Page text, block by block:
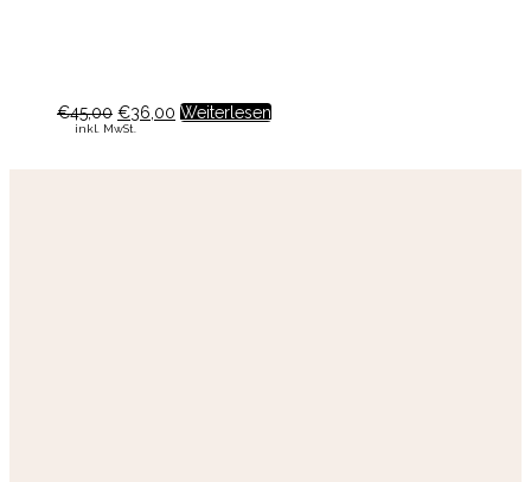
€45,00 €36,00 Weiterlesen
inkl. MwSt.